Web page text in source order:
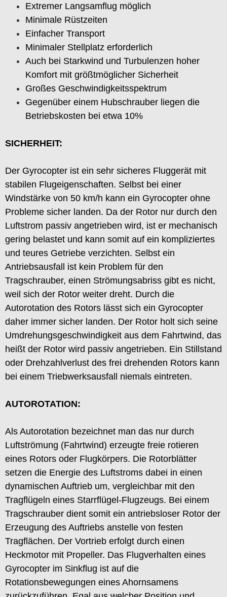
Extremer Langsamflug möglich
Minimale Rüstzeiten
Einfacher Transport
Minimaler Stellplatz erforderlich
Auch bei Starkwind und Turbulenzen hoher
Komfort mit größtmöglicher Sicherheit
Großes Geschwindigkeitsspektrum
Gegenüber einem Hubschrauber liegen die
Betriebskosten bei etwa 10%
SICHERHEIT:
Der Gyrocopter ist ein sehr sicheres Fluggerät mit
stabilen Flugeigenschaften. Selbst bei einer
Windstärke von 50 km/h kann ein Gyrocopter ohne
Probleme sicher landen. Da der Rotor nur durch den
Luftstrom passiv angetrieben wird, ist er mechanisch
gering belastet und kann somit auf ein kompliziertes
und teures Getriebe verzichten. Selbst ein
Antriebsausfall ist kein Problem für den
Tragschrauber, einen Strömungsabriss gibt es nicht,
weil sich der Rotor weiter dreht. Durch die
Autorotation des Rotors lässt sich ein Gyrocopter
daher immer sicher landen. Der Rotor holt sich seine
Umdrehungsgeschwindigkeit aus dem Fahrtwind, das
heißt der Rotor wird passiv angetrieben. Ein Stillstand
oder Drehzahlverlust des frei drehenden Rotors kann
bei einem Triebwerksausfall niemals eintreten.
AUTOROTATION:
Als Autorotation bezeichnet man das nur durch
Luftströmung (Fahrtwind) erzeugte freie rotieren
eines Rotors oder Flugkörpers. Die Rotorblätter
setzen die Energie des Luftstroms dabei in einen
dynamischen Auftrieb um, vergleichbar mit den
Tragflügeln eines Starrflügel-Flugzeugs. Bei einem
Tragschrauber dient somit ein antriebsloser Rotor der
Erzeugung des Auftriebs anstelle von festen
Tragflächen. Der Vortrieb erfolgt durch einen
Heckmotor mit Propeller. Das Flugverhalten eines
Gyrocopter im Sinkflug ist auf die
Rotationsbewegungen eines Ahornsamens